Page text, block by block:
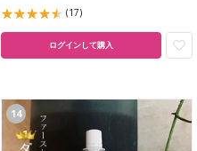
(17)
ログインして購入
14